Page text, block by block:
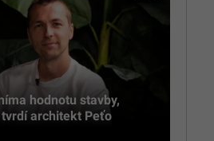
hodnotu stavby,
architekt Peťo